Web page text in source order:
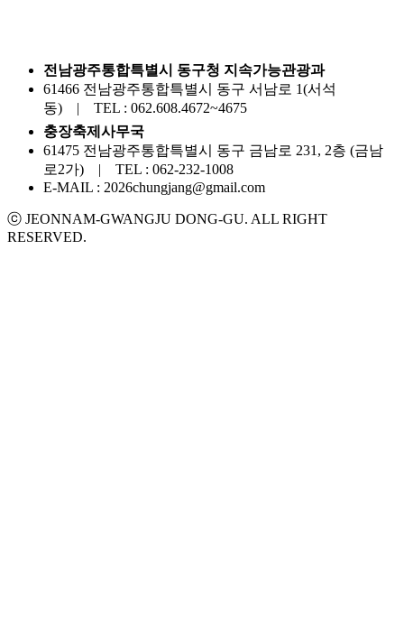
전남광주통합특별시 동구청 지속가능관광과
61466 전남광주통합특별시 동구 서남로 1(서석
동) | TEL : 062.608.4672~4675
충장축제사무국
61475 전남광주통합특별시 동구 금남로 231, 2층 (금남
로2가) | TEL : 062-232-1008
E-MAIL : 2026chungjang@gmail.com
ⓒ JEONNAM-GWANGJU DONG-GU. ALL RIGHT
RESERVED.